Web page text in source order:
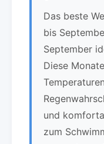
Das beste
bis
September
Diese
und
zum